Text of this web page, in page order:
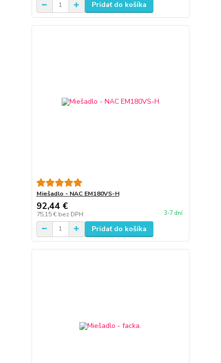
Pridať do košíka
Miešadlo - NAC EM180VS-H
92,44 €
75,15 € bez DPH 3-7 dní
Pridať do košíka